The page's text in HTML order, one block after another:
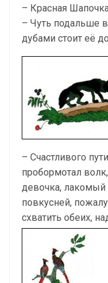
– Красная
– Чуть подальше
дубами стоит её
– Счастливого
пробормотал
девочка,
повкусней,
схватить обеих,